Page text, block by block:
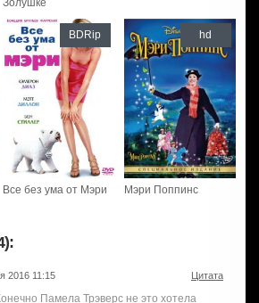
Все без ума от Мэри
BDRip
Мэри Поппинс
hd
2016 11:15 Цитата
Памела Трэверс не это хотела